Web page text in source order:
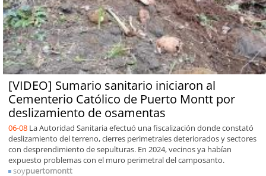
[VIDEO] Sumario sanitario iniciaron al
Cementerio Católico de Puerto Montt por
deslizamiento de osamentas
06-08 La Autoridad Sanitaria efectuó una fiscalización donde constató
deslizamiento del terreno, cierres perimetrales deteriorados y sectores
con desprendimiento de sepulturas. En 2024, vecinos ya habían
expuesto problemas con el muro perimetral del camposanto.
soypuertomontt